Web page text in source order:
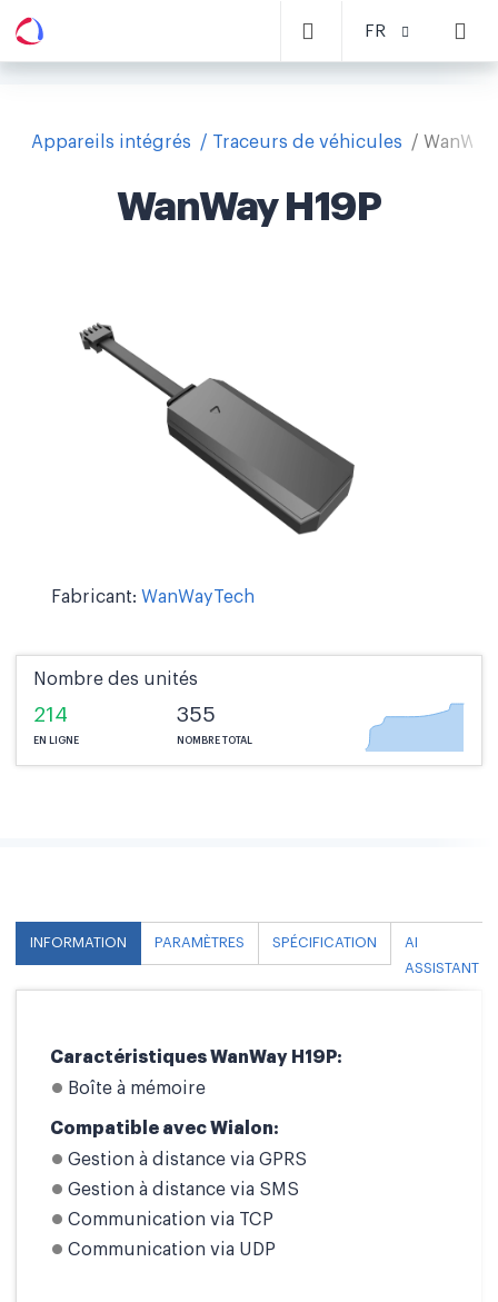
FR
Appareils intégrés Traceurs de véhicules
WanWay H19P
Fabricant: WanWayTech
Nombre des unités
214
EN LIGNE
355
NOMBRE TOTAL
INFORMATION PARAMÈTRES SPÉCIFICATION
AI
ASSISTANT
Caractéristiques WanWay H19P:
Boîte à mémoire
Compatible avec Wialon:
Gestion à distance via GPRS
Gestion à distance via SMS
Communication via TCP
Communication via UDP